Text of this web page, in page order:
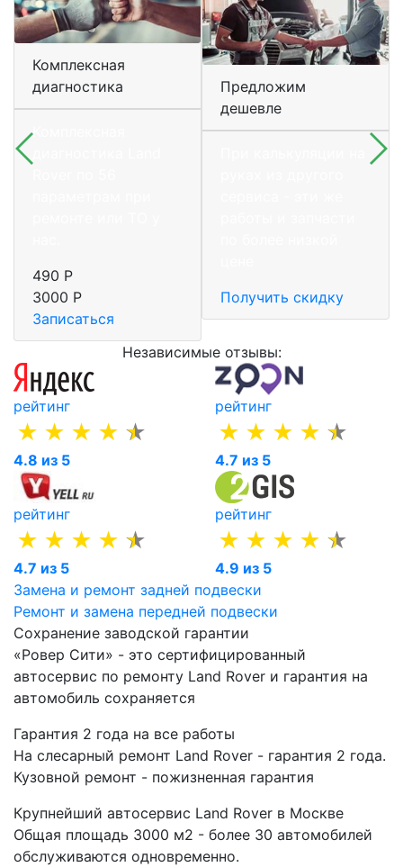
Комплексная
диагностика
Комплексная
490 Р
3000 Р
Записаться
Предложим
дешевле
Получить скидку
Независимые отзывы:
рейтинг
4.8 из 5
рейтинг
4.7 из 5
рейтинг
4.7 из 5
рейтинг
4.9 из 5
Замена и ремонт задней подвески
Ремонт и замена передней подвески
Сохранение заводской гарантии
«Ровер Сити» - это сертифицированный
автосервис по ремонту Land Rover и гарантия на
автомобиль сохраняется
Гарантия 2 года на все работы
На слесарный ремонт Land Rover - гарантия 2 года.
Кузовной ремонт - пожизненная гарантия
Крупнейший автосервис Land Rover в Москве
Общая площадь 3000 м2 - более 30 автомобилей
обслуживаются одновременно.